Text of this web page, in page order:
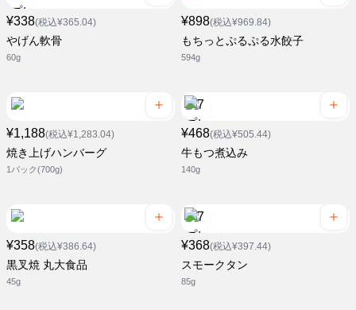
¥338(税込¥365.04)
やげん軟骨
60g
¥898(税込¥969.84)
もちっとぷるぷる水餃子
594g
¥1,188(税込¥1,283.04)
焼き上げハンバーグ
1パック(700g)
¥468(税込¥505.44)
牛もつ煮込み
140g
¥358(税込¥386.64)
黒叉焼 丸大食品
45g
¥368(税込¥397.44)
スモークタン
85g